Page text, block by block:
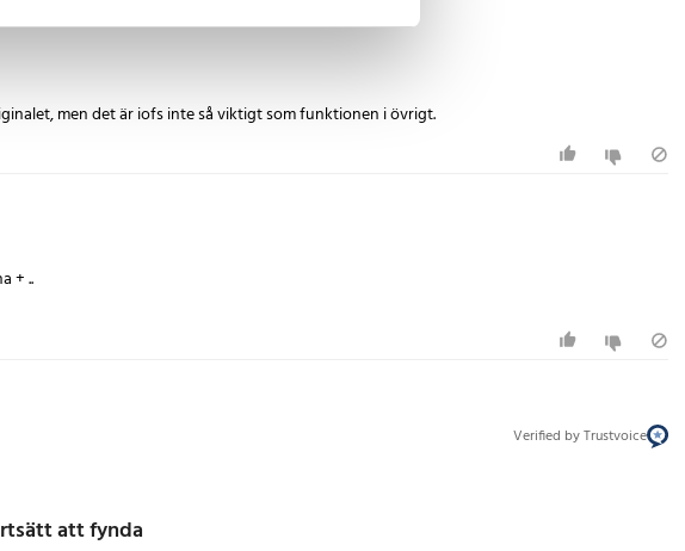
men det är iofs inte så viktigt som funktionen i övrigt.
+ ..
Verified by Trustvoice
att fynda